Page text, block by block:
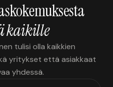
kaikille
tulisi olla kaikkien
yritykset että asiakkaat
yhdessä.